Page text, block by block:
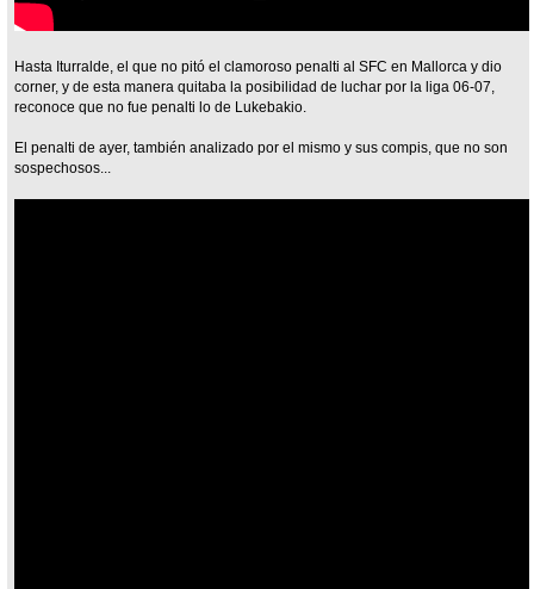
Hasta Iturralde, el que no pitó el clamoroso penalti al SFC en Mallorca y dio
corner, y de esta manera quitaba la posibilidad de luchar por la liga 06-07,
reconoce que no fue penalti lo de Lukebakio.
El penalti de ayer, también analizado por el mismo y sus compis, que no son
sospechosos...